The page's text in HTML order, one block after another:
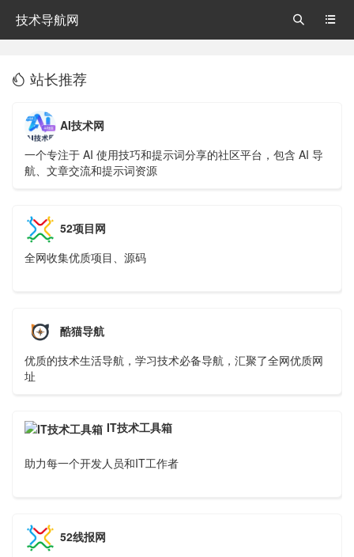
技术导航网 

 站长推荐
AI技术网
一个专注于 AI 使用技巧和提示词分享的社区平台，包含 AI 导
航、文章交流和提示词资源
52项目网
全网收集优质项目、源码
酷猫导航
优质的技术生活导航，学习技术必备导航，汇聚了全网优质网
址
IT技术工具箱
助力每一个开发人员和IT工作者
52线报网